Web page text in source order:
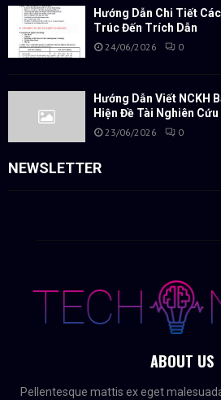
Hướng Dẫn Chi Tiết
Trúc Đến Trích Dẫn
24/06/2026 0
Hướng Dẫn Viết NCKH
Hiện Đề Tài Nghiên Cứu
23/06/2026 0
NEWSLETTER
ABOUT US
Pellentesque mattis ex eget